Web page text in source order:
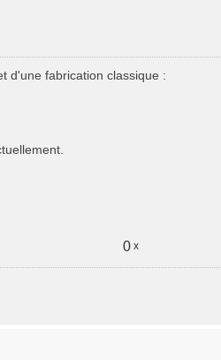
d'une fabrication classique :
0 x